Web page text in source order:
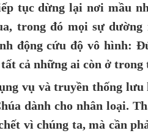
tục dừng lại nơi mầu
trong đó mọi sự
động cứu độ vô hình:
cả những ai còn ở
vụ và truyền thống
dành cho nhân loại.
vì chúng ta, mà cần